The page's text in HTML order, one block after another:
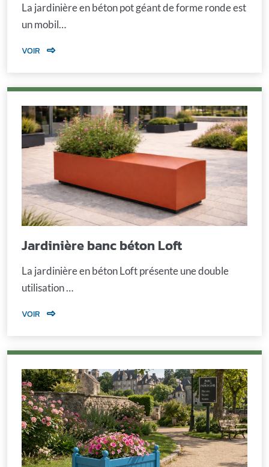
La jardinière en béton pot géant de forme ronde est
un mobil…
VOIR
Jardinière banc béton Loft
La jardinière en béton Loft présente une double
utilisation …
VOIR